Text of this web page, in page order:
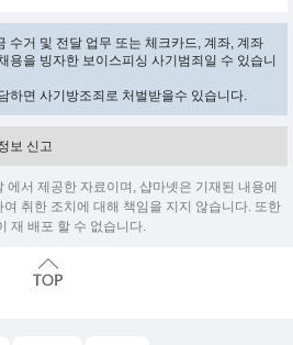
수거 및 전달 업무 또는 체크카드, 계좌, 계좌
용을 빙자한 보이스피싱 사기범죄일 수 있습니
하면 사기방조죄로 처벌받을수 있습니다.
보 신고
서 제공한 자료이며, 샵마넷은 기재된 내용에
취한 조치에 대해 책임을 지지 않습니다. 또한
재 배포 할 수 없습니다.